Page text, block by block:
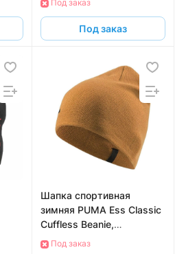
Под заказ
Под заказ
Шапка спортивная
зимняя PUMA Ess Classic
Cuffless Beanie,
02343310, горчичный
Под заказ